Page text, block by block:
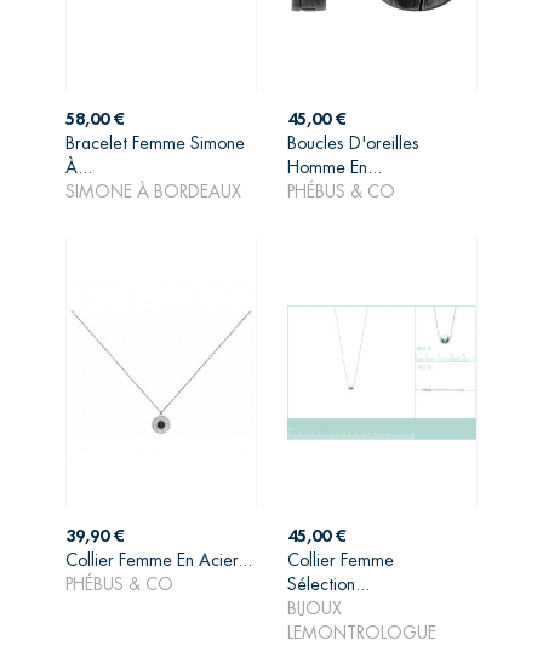
Prix
58,00 €
Bracelet Femme Simone
À...
SIMONE À BORDEAUX
AJOUTER AU
Prix
45,00 €
Boucles D'oreilles
Homme En...
PHÉBUS & CO
AJOUTER AU
PANIER
Prix
39,90 €
Collier Femme En Acier...
PHÉBUS & CO
AJOUTER AU
Prix
45,00 €
Collier Femme
Sélection...
BIJOUX
LEMONTROLOGUE
AJOUTER AU